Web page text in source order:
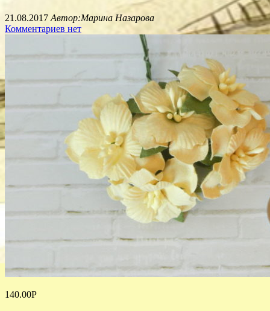
21.08.2017 Автор:Марина Назарова
Комментариев нет
140.00Р